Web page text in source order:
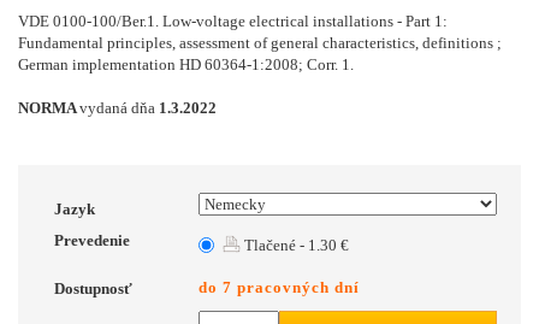
VDE 0100-100/Ber.1. Low-voltage electrical installations - Part 1:
Fundamental principles, assessment of general characteristics, definitions ;
German implementation HD 60364-1:2008; Corr. 1.
NORMAvydaná dňa 1.3.2022
Jazyk
Prevedenie
Tlačené - 1.30 €
Dostupnosť do 7 pracovných dní